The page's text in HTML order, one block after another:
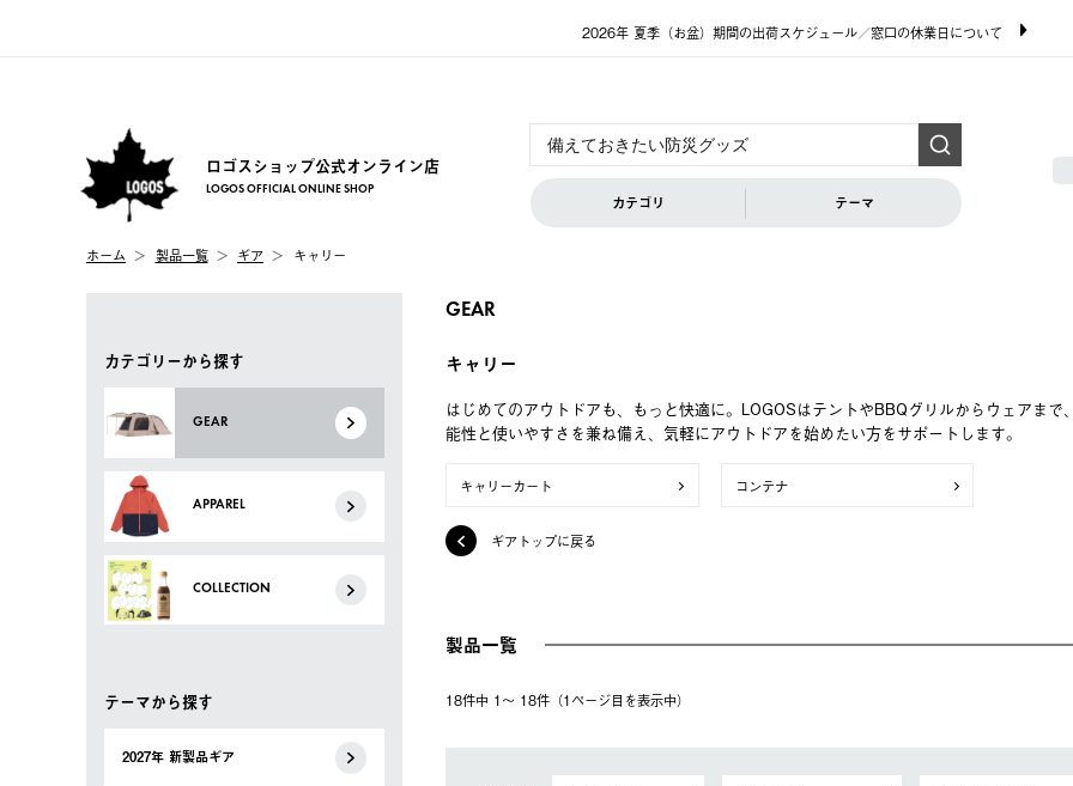
2026年 夏季（お盆）期間の出荷スケジュール／窓口の休業日について
ロゴスショップ公式オンライン店
LOGOS OFFICIAL ONLINE SHOP
カテゴリ テーマ
ホーム 製品一覧 ギア キャリー
カテゴリーから探す
GEAR
APPAREL
COLLECTION
テーマから探す
2027年 新製品ギア
GEAR
キャリー
はじめてのアウトドアも、もっと快適に。LOGOSはテントやBBQグリルからウェアま
能性と使いやすさを兼ね備え、気軽にアウトドアを始めたい方をサポートします。
キャリーカート コンテナ
ギアトップに戻る
製品一覧
18件中 1〜 18件（1ページ⽬を表⽰中）